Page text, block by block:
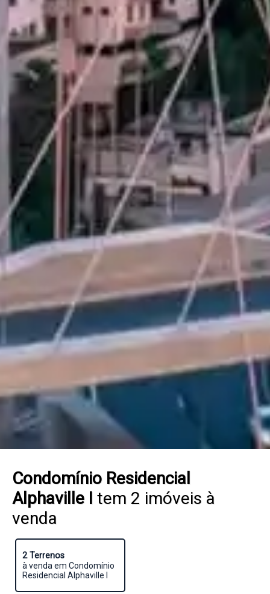
Condomínio Residencial
Alphaville I
tem 2 imóveis à
venda
2 Terrenos
à venda em Condomínio
Residencial Alphaville I